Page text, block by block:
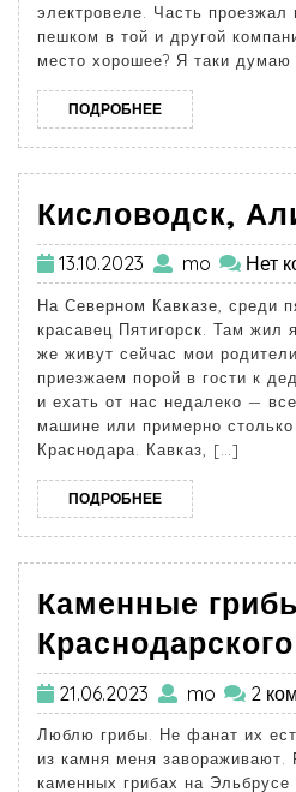
электровеле. Часть проезжал
пешком в той и другой
место хорошее? Я таки
ПОДРОБНЕЕ
Кисловодск,
13.10.2023 mo Нет
На Северном Кавказе, среди
красавец Пятигорск. Там жил
же живут сейчас мои
приезжаем порой в гости к
и ехать от нас недалеко —
машине или примерно
Краснодара. Кавказ, […]
ПОДРОБНЕЕ
Каменные
21.06.2023 mo 2
Люблю грибы. Не фанат их
из камня меня завораживают.
каменных грибах на